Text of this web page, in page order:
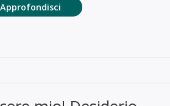
Approfondisci